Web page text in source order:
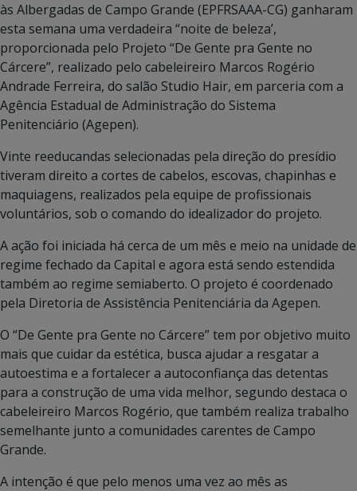
às Albergadas de Campo Grande (EPFRSAAA-CG) ganharam
esta semana uma verdadeira “noite de beleza’,
proporcionada pelo Projeto “De Gente pra Gente no
Cárcere”, realizado pelo cabeleireiro Marcos Rogério
Andrade Ferreira, do salão Studio Hair, em parceria com a
Agência Estadual de Administração do Sistema
Penitenciário (Agepen).
Vinte reeducandas selecionadas pela direção do presídio
tiveram direito a cortes de cabelos, escovas, chapinhas e
maquiagens, realizados pela equipe de profissionais
voluntários, sob o comando do idealizador do projeto.
A ação foi iniciada há cerca de um mês e meio na unidade de
regime fechado da Capital e agora está sendo estendida
também ao regime semiaberto. O projeto é coordenado
pela Diretoria de Assistência Penitenciária da Agepen.
O “De Gente pra Gente no Cárcere” tem por objetivo muito
mais que cuidar da estética, busca ajudar a resgatar a
autoestima e a fortalecer a autoconfiança das detentas
para a construção de uma vida melhor, segundo destaca o
cabeleireiro Marcos Rogério, que também realiza trabalho
semelhante junto a comunidades carentes de Campo
Grande.
A intenção é que pelo menos uma vez ao mês as